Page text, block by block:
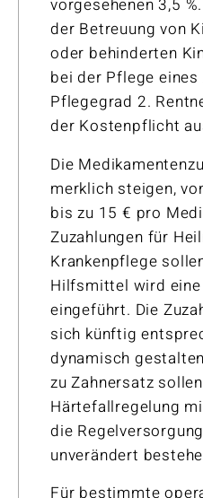
vorgesehenen 3,5
der Betreuung von
oder behinderten
bei der Pflege
Pflegegrad 2.
der Kostenpflicht
Die
merklich steigen,
bis zu 15 € pro
Zuzahlungen für
Krankenpflege
Hilfsmittel wird
eingeführt. Die
sich künftig
dynamisch
zu Zahnersatz
Härtefallregelung
die
unverändert
Für bestimmte